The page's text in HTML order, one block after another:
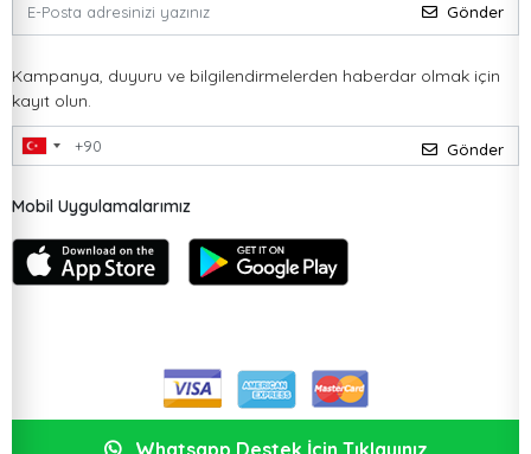
Gönder
Kampanya, duyuru ve bilgilendirmelerden haberdar olmak için
kayıt olun.
Gönder
Mobil Uygulamalarımız
Whatsapp Destek İçin Tıklayınız